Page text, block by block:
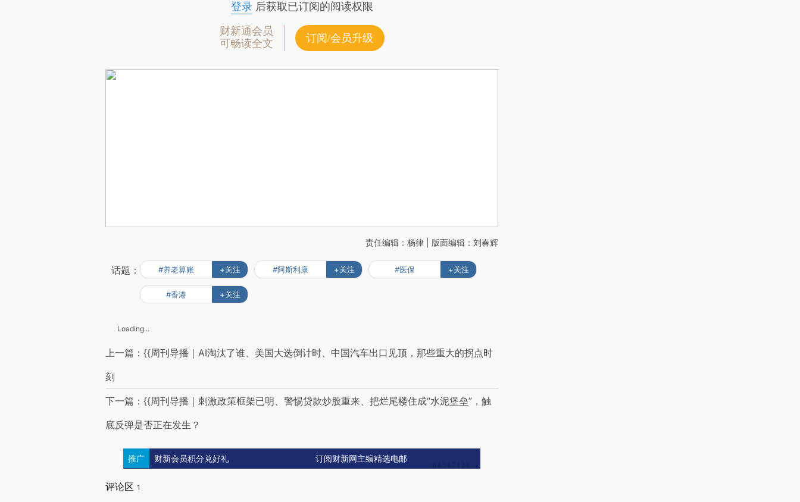
登录后获取已订阅的阅读权限
财新通会员
可畅读全文
订阅/会员升级
责任编辑：杨律 | 版面编辑：刘春辉
话题： #养老算账 +关注 #阿斯利康 +关注 #医保 +关注
#香港 +关注
Loading...
上一篇：{{周刊导播｜AI淘汰了谁、美国大选倒计时、中国汽车出口见顶，那些重大的拐点时
刻
下一篇：{{周刊导播｜刺激政策框架已明、警惕贷款炒股重来、把烂尾楼住成“水泥堡垒”，触
底反弹是否正在发生？
推广 财新会员积分兑好礼 订阅财新网主编精选电邮
评论区 1